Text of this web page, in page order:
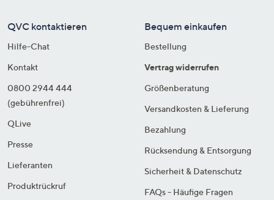
QVC kontaktieren
Hilfe-Chat
Kontakt
0800 2944 444
(gebührenfrei)
QLive
Presse
Lieferanten
Produktrückruf
Bequem einkaufen
Bestellung
Vertrag widerrufen
Größenberatung
Versandkosten & Lieferung
Bezahlung
Rücksendung & Entsorgung
Sicherheit & Datenschutz
FAQs - Häufige Fragen